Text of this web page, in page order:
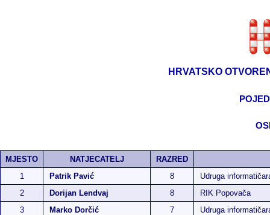
HRVATSKO
MJESTO NATJECATELJ
RAZRED
1
Patrik Pavić 8
Udruga
2
Dorijan Lendvaj 8
RIK Popovača
3
Marko Dorčić 7
Udruga